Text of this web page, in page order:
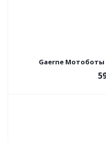
Gaerne Мотоботы